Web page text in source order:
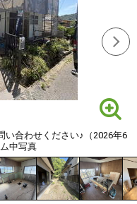
い合わせください♪（2026年6
中写真